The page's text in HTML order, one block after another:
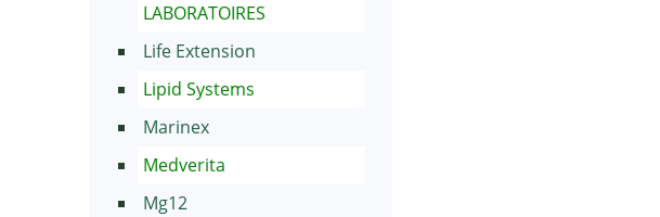
LABORATOIRES
Life Extension
Lipid Systems
Marinex
Medverita
Mg12